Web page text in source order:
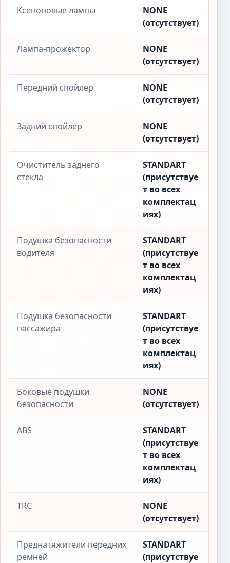
Ксеноновые лампы
NONE
(отсутствует)
Лампа-прожектор
NONE
(отсутствует)
Передний спойлер
NONE
(отсутствует)
Задний спойлер
NONE
(отсутствует)
Очиститель заднего
стекла
STANDART
(присутствуе
т во всех
комплектац
иях)
Подушка безопасности
водителя
STANDART
(присутствуе
т во всех
комплектац
иях)
Подушка безопасности
пассажира
STANDART
(присутствуе
т во всех
комплектац
иях)
Боковые подушки
безопасности
NONE
(отсутствует)
ABS
STANDART
(присутствуе
т во всех
комплектац
иях)
TRC
NONE
(отсутствует)
Преднатяжители передних
ремней
STANDART
(присутствуе